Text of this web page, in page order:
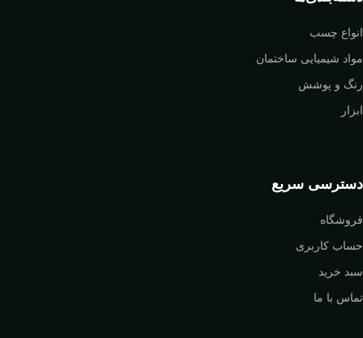
انواع چسب
مواد شیمیایی ساختمان
رنگ و پوشش
ابزار
دسترسی سریع
فروشگاه
حساب کاربری
سبد خرید
تماس با ما